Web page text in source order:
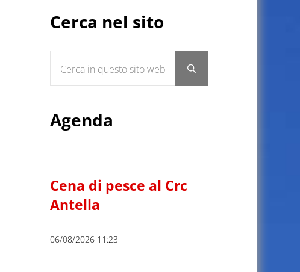
Cerca nel sito
Submit search
Agenda
Cena di pesce al Crc
Antella
06/08/2026 11:23